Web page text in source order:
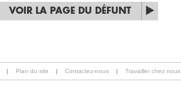
VOIR LA PAGE DU DÉFUNT
| Plan du site | Contactez-nous | Travailler chez nous